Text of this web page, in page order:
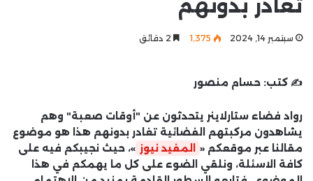
تغادر بدونهم
سبتمبر 14, 2024 1٬375
✍️ كتب: حسام منصور
رواد فضاء ستارلاينر يتحدثون عن "أوقات صعبة" وهم
يشاهدون مركبتهم الفضائية تغادر بدونهم هذا هو موضوع
مقالنا عبر موقعكم «
المفيد نيوز »، حيث نجيبكم فيه على
كافة الاسئلة، ونلقي الضوء على كل ما يهمكم في هذا